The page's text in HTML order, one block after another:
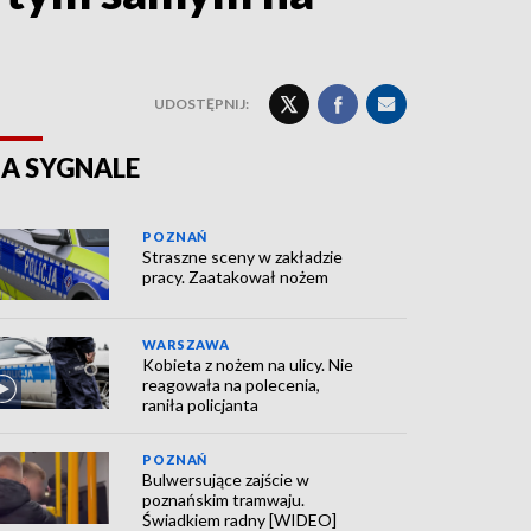
UDOSTĘPNIJ:
SYGNALE
POZNAŃ
Straszne sceny w zakładzie
pracy. Zaatakował nożem
WARSZAWA
Kobieta z nożem na ulicy. Nie
reagowała na polecenia,
raniła policjanta
POZNAŃ
Bulwersujące zajście w
poznańskim tramwaju.
Świadkiem radny [WIDEO]